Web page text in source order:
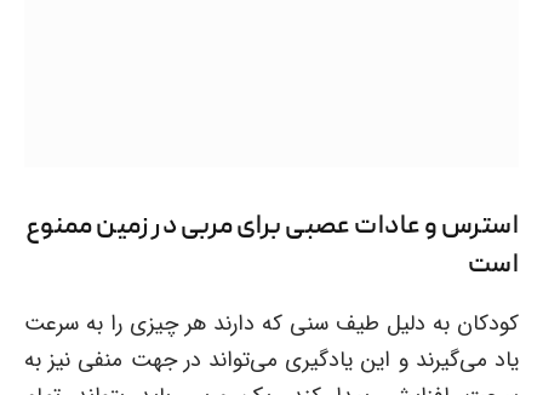
استرس و عادات عصبی برای مربی در زمین ممنوع
است
کودکان به دلیل طیف سنی که دارند هر چیزی را به سرعت
یاد می‌گیرند و این یادگیری می‌تواند در جهت منفی نیز به